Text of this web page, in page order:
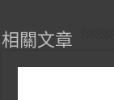
相關文章